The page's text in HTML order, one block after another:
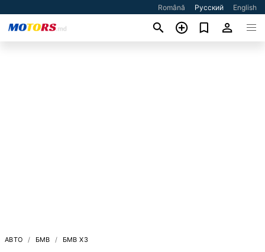
Română Русский English
АВТО БМВ БМВ X3